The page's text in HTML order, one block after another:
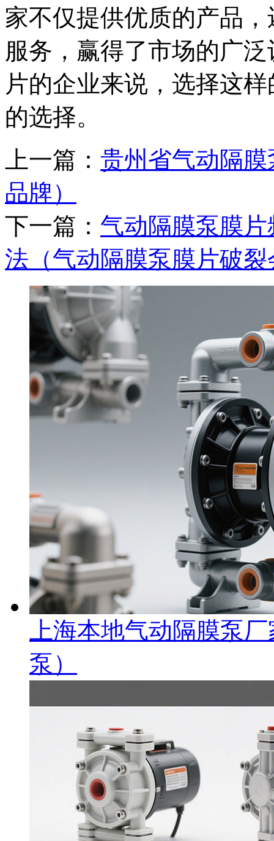
家不仅提供优质的产品
服务，赢得了市场的广
片的企业来说，选择这
的选择。
上一篇： 贵州省气动隔
品牌）
下一篇： 气动隔膜泵膜
法（气动隔膜泵膜片破
上海本地气动隔膜泵
泵）